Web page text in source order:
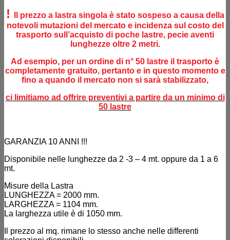
!
Il prezzo a lastra singola è stato sospeso a causa della
notevoli mutazioni del mercato e incidenza sul costo del
trasporto sull’acquisto di poche lastre, pecie aventi
lunghezze oltre 2 metri.
Ad esempio, per un ordine di n° 50 lastre il trasporto è
completamente gratuito, pertanto e in questo momento e
fino a quando il mercato non si sarà stabilizzato,
ci limitiamo ad offrire preventivi a partire da un minimo di
50 lastre
GARANZIA 10 ANNI !!!
Disponibile nelle lunghezze da 2 -3 – 4 mt. oppure da 1 a 6
mt.
Misure della Lastra
LUNGHEZZA = 2000 mm.
LARGHEZZA = 1104 mm.
La larghezza utile è di 1050 mm.
Il prezzo al mq. rimane lo stesso anche nelle differenti